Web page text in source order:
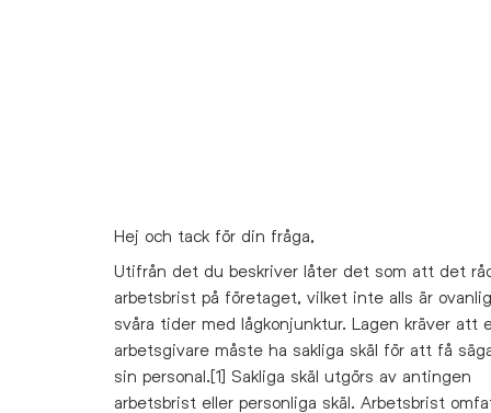
Hej och tack för din fråga,
Utifrån det du beskriver låter det som att det
arbetsbrist på företaget, vilket inte alls är
svåra tider med lågkonjunktur. Lagen kräver att
arbetsgivare måste ha sakliga skäl för att få
sin personal.[1] Sakliga skäl utgörs av antingen
arbetsbrist eller personliga skäl. Arbetsbrist